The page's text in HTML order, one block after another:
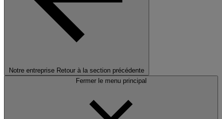
Notre entreprise Retour à la section précédente
Fermer le menu principal